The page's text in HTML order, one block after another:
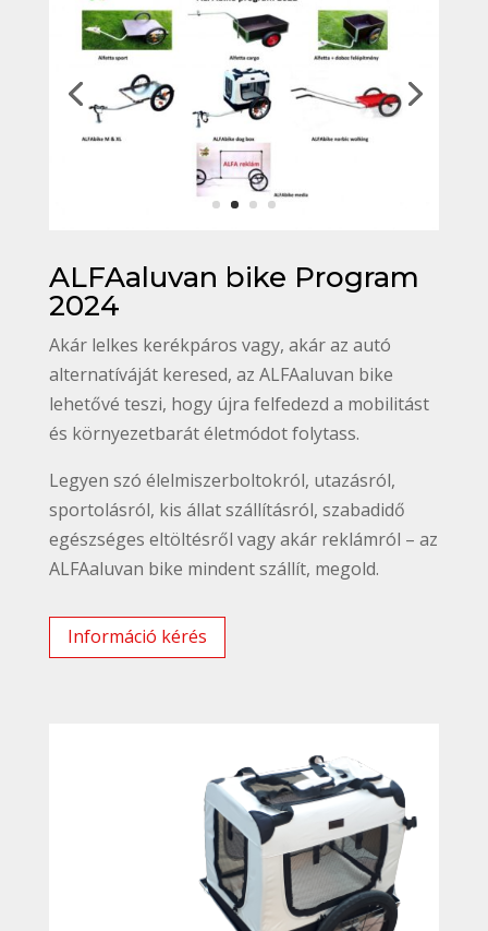
ALFAaluvan bike Program
2024
Akár lelkes kerékpáros vagy, akár az autó
alternatíváját keresed, az ALFAaluvan bike
lehetővé teszi, hogy újra felfedezd a mobilitást
és környezetbarát életmódot folytass.
Legyen szó élelmiszerboltokról, utazásról,
sportolásról, kis állat szállításról, szabadidő
egészséges eltöltésről vagy akár reklámról – az
ALFAaluvan bike mindent szállít, megold.
Információ kérés